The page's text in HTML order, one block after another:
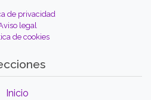
de privacidad
legal
de cookies
Inicio